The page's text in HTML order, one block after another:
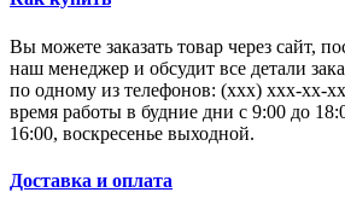
Вы можете заказать товар через сайт,
наш менеджер и обсудит все детали
по одному из телефонов: (xxx) xxx-xx-
время работы в будние дни с 9:00 до
16:00, воскресенье выходной.
Доставка и оплата